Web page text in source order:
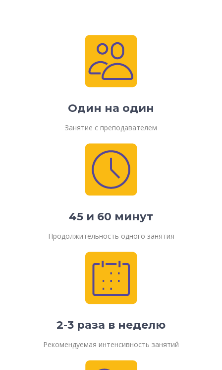
Один на один
Занятие с преподавателем
45 и 60 минут
Продолжительность одного занятия
2-3 раза в неделю
Рекомендуемая интенсивность занятий